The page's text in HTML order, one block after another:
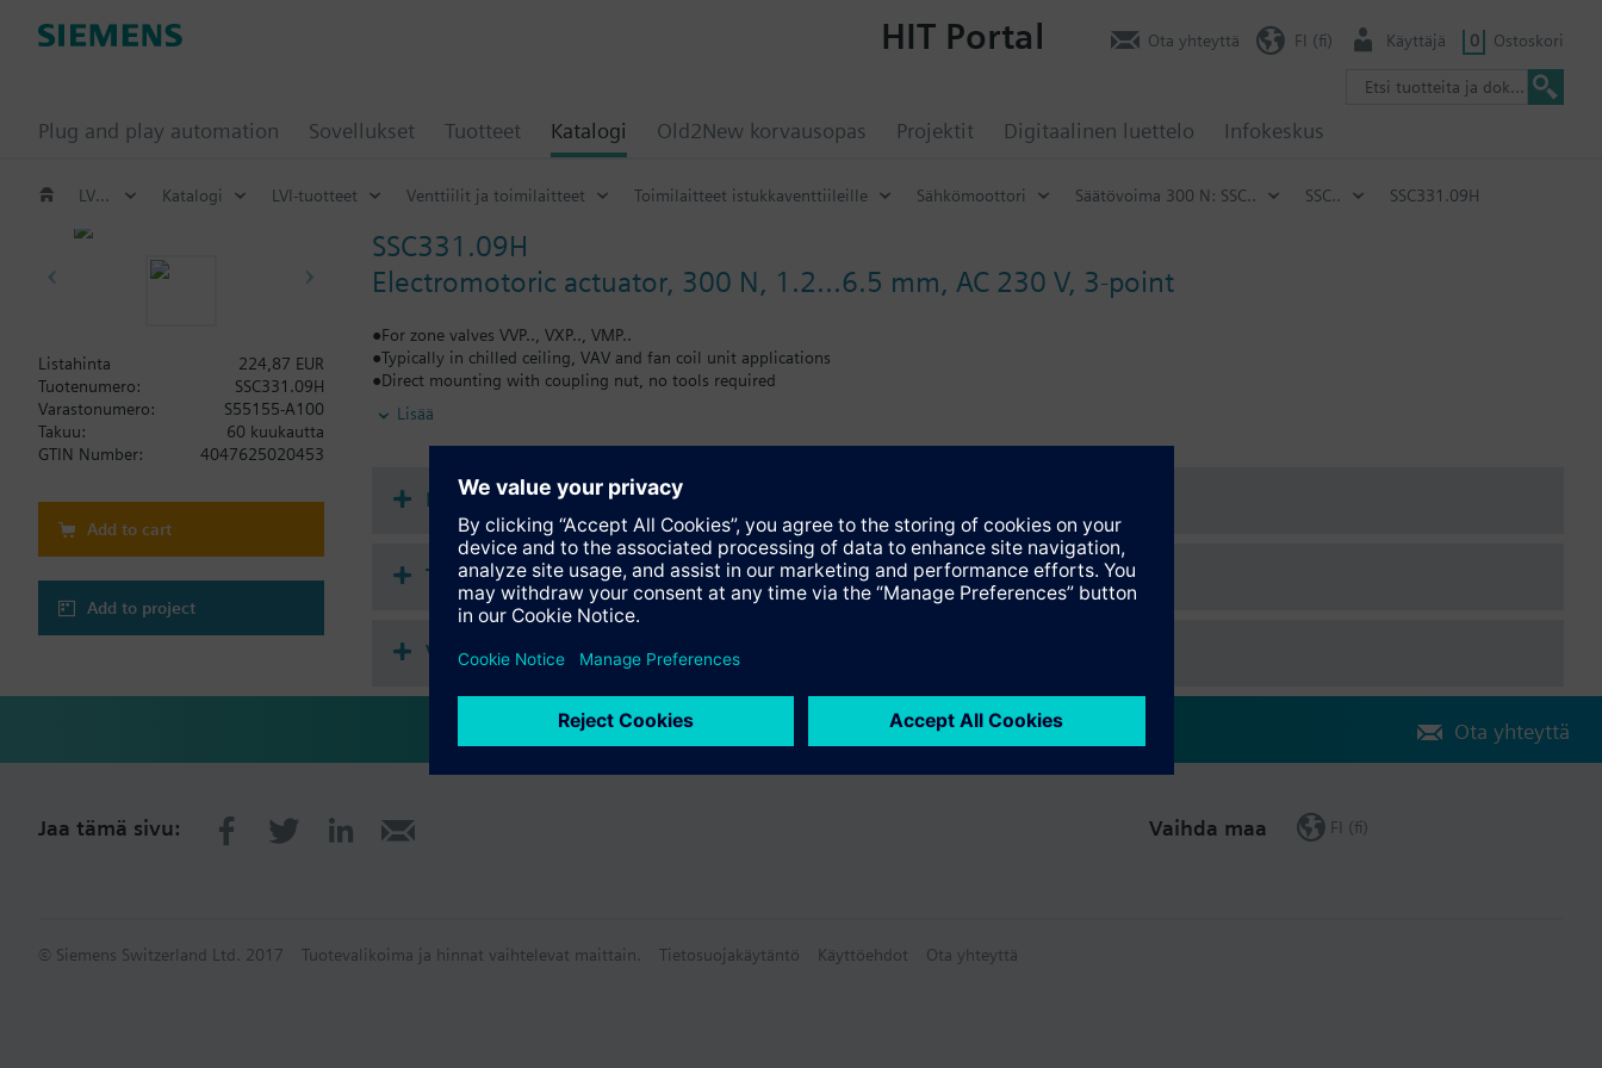
Plug and play automation Sovellukset Tuotteet Katalogi Old2New korvausopas Projektit Digitaalinen luettelo Infokeskus
HIT Portal Ota yhteyttä FI (fi) Käyttäjä 0 Ostoskori
LVI-tuotteet Katalogi LVI-tuotteet Venttiilit ja toimilaitteet Toimilaitteet istukkaventtiileille Sähkömoottori Säätövoima 300 N: SSC.. SSC.. SSC331.09H
SSC331.09H
Electromotoric actuator, 300 N, 1.2...6.5 mm, AC 230 V, 3-point
●For zone valves VVP.., VXP.., VMP..
●Typically in chilled ceiling, VAV and fan coil unit applications
●Direct mounting with coupling nut, no tools required
●Manually adjustable, position and actuator motion indication (LED)
●Parallel operation of multiple actuators possible
●Removable cable, standard length 1.5 m
Lisätietoa
Tyypeillä SSC...U on UL-hyväksyntä.
Lisää
Listahinta
224,87 EUR
Tuotenumero:
SSC331.09H
Varastonumero:
S55155-A100
Takuu:
60 kuukautta
GTIN Number:
4047625020453
Add to cart
Add to project
Dokumentaatio
Tekninen yhteenveto
Valittavat lisävarusteet
Ota yhteyttä
Jaa tämä sivu: Vaihda maa FI (fi)
© Siemens Switzerland Ltd. 2017 Tuotevalikoima ja hinnat vaihtelevat maittain. Tietosuojakäytäntö Käyttöehdot Ota yhteyttä